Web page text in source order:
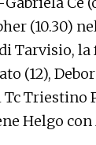
(10.30)
Tarvisio, la
(12),
Triestino
Helgo